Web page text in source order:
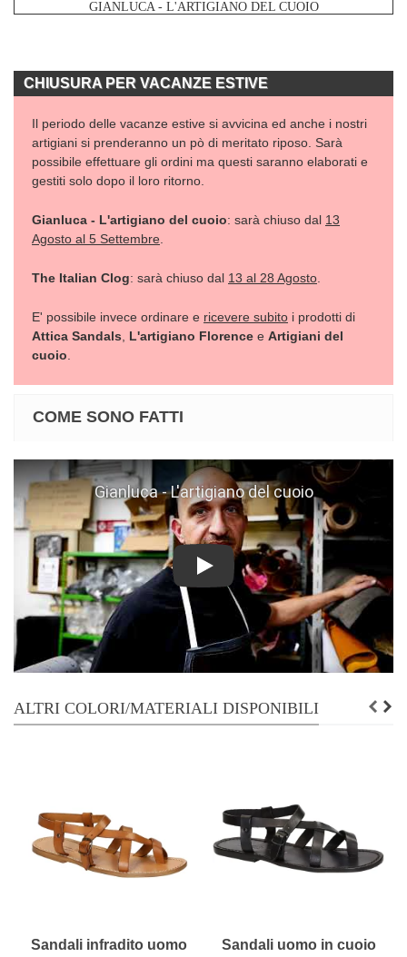
GIANLUCA - L'ARTIGIANO DEL CUOIO
CHIUSURA PER VACANZE ESTIVE
Il periodo delle vacanze estive si avvicina ed anche i nostri
artigiani si prenderanno un pò di meritato riposo. Sarà
possibile effettuare gli ordini ma questi saranno elaborati e
gestiti solo dopo il loro ritorno.
Gianluca - L'artigiano del cuoio: sarà chiuso dal 13
Agosto al 5 Settembre
The Italian Clog: sarà chiuso dal 13 al 28 Agosto
E' possibile invece ordinare e ricevere subito i prodotti di
Attica Sandals
L'artigiano Florence e Artigiani del
cuoio
COME SONO FATTI
Play
ALTRI COLORI/MATERIALI DISPONIBILI
Sandali infradito uomo Sandali uomo in cuoio